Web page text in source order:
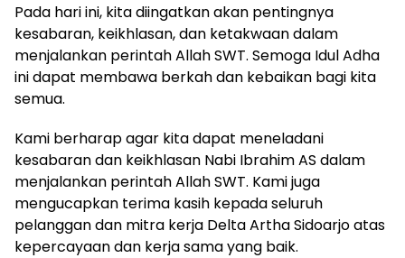
Pada hari ini, kita diingatkan akan pentingnya
kesabaran, keikhlasan, dan ketakwaan dalam
menjalankan perintah Allah SWT. Semoga Idul Adha
ini dapat membawa berkah dan kebaikan bagi kita
semua.
Kami berharap agar kita dapat meneladani
kesabaran dan keikhlasan Nabi Ibrahim AS dalam
menjalankan perintah Allah SWT. Kami juga
mengucapkan terima kasih kepada seluruh
pelanggan dan mitra kerja Delta Artha Sidoarjo atas
kepercayaan dan kerja sama yang baik.